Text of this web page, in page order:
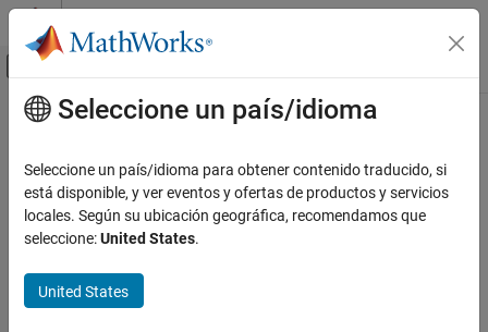
Saltar al contenido
Mostrar/ocultar menú de navegación
Inicio de Documentación
Contenido principal
¿Qué tan útil fue esta traducción?
Seleccione un país/idioma
Seleccione un país/idioma para obtener contenido traducido, si
está disponible, y ver eventos y ofertas de productos y servicios
locales. Según su ubicación geográfica, recomendamos que
seleccione:United States.
United States